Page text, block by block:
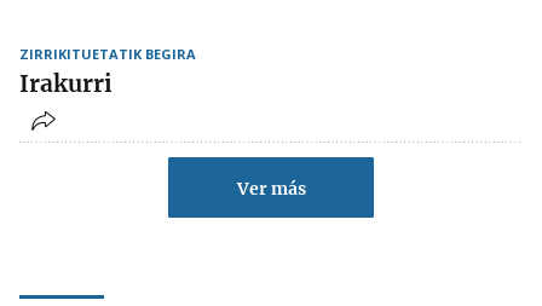
ZIRRIKITUETATIK BEGIRA
Irakurri
Ver más